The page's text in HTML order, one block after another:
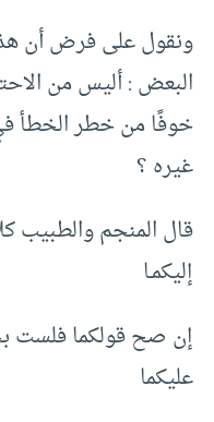
ونقول على فرض أن
البعض : أليس من
خوفًا من خطر الخطأ
غيره ؟
قال المنجم والطبيب
إليكمـا
إن صح قولكما فلست
عليكما